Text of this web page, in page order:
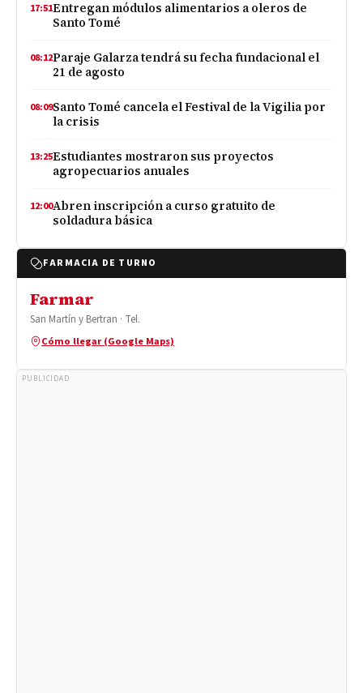
17:51Entregan módulos alimentarios a oleros de
Santo Tomé
08:12Paraje Galarza tendrá su fecha fundacional el
21 de agosto
08:09Santo Tomé cancela el Festival de la Vigilia por
la crisis
13:25Estudiantes mostraron sus proyectos
agropecuarios anuales
12:00Abren inscripción a curso gratuito de
soldadura básica
FARMACIA DE TURNO
Farmar
San Martín y Bertran · Tel.
Cómo llegar (Google Maps)
PUBLICIDAD